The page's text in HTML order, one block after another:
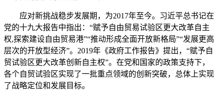
应对新挑战稳步发展期，为2017年至今。习近平总书记在
党的十九大报告中指出：“赋予自由贸易试验区更大改革自主
权,探索建设自由贸易港”“推动形成全面开放新格局”“发展更高
层次的开放型经济”。2019年《政府工作报告》提出，“赋予自
贸试验区更大改革创新自主权”。在党和国家的政策支持下，
各个自贸试验区实现了一批重点领域的创新突破，总体上实现
了战略定位和发展目标。